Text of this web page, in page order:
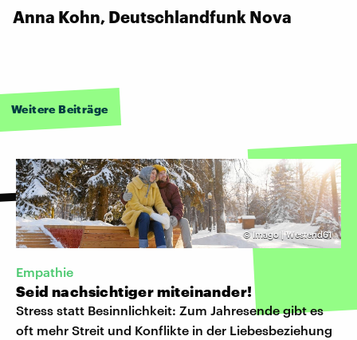
Anna Kohn, Deutschlandfunk Nova
Weitere Beiträge
©Imago | Westend61
Empathie
Seid nachsichtiger miteinander!
Stress statt Besinnlichkeit: Zum Jahresende gibt es
oft mehr Streit und Konflikte in der Liebesbeziehung